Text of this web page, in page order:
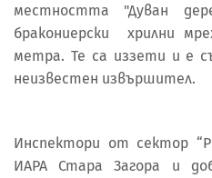
местността "Дуван
бракониерски хрилни
метра. Те са иззети и е
неизвестен извършител.
Инспектори от сектор
ИАРА Стара Загора и